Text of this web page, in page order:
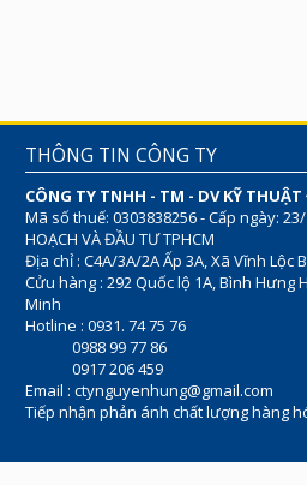
THÔNG TIN CÔNG TY
CÔNG TY TNHH - TM - DV KỸ
Mã số thuế: 0303838256 - Cấp ngày:
HOẠCH VÀ ĐẦU TƯ TPHCM
Địa chỉ : C4A/3A/2A Ấp 3A, Xã Vĩnh Lộc
Cửu hàng : 292 Quốc lộ 1A, Bình Hưng
Minh
Hotline : 0931. 74 75 76
0988 99 77 86
0917 206 459
Email : ctynguyenhung@gmail.com
Tiếp nhận phản ánh chất lượng hàng